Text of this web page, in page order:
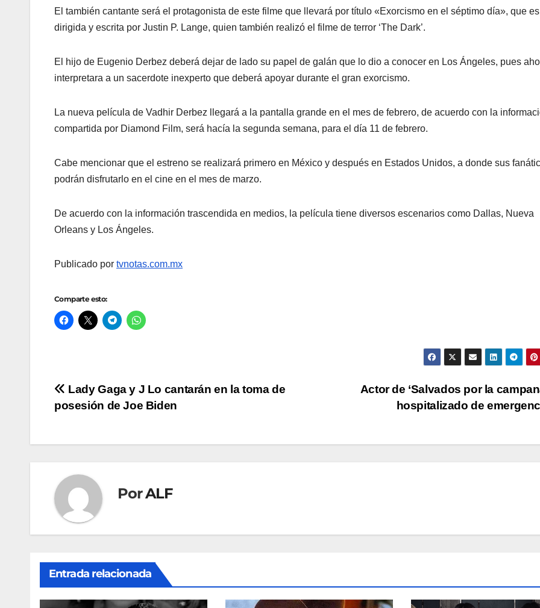
El también cantante será el protagonista de este filme que llevará por título «Exorcismo en el séptimo día», que es
dirigida y escrita por Justin P. Lange, quien también realizó el filme de terror ‘The Dark’.
El hijo de Eugenio Derbez deberá dejar de lado su papel de galán que lo dio a conocer en Los Ángeles, pues
interpretara a un sacerdote inexperto que deberá apoyar durante el gran exorcismo.
La nueva película de Vadhir Derbez llegará a la pantalla grande en el mes de febrero, de acuerdo con la
compartida por Diamond Film, será hacía la segunda semana, para el día 11 de febrero.
Cabe mencionar que el estreno se realizará primero en México y después en Estados Unidos, a donde sus
podrán disfrutarlo en el cine en el mes de marzo.
De acuerdo con la información trascendida en medios, la película tiene diversos escenarios como Dallas, Nueva
Orleans y Los Ángeles.
Publicado por tvnotas.com.mx
Comparte esto:
Navegación
de
entradas
Actor de ‘Salvados por la
hospitalizado de
Lady Gaga y J Lo cantarán en la toma de
posesión de Joe Biden
PorALF
Entrada relacionada